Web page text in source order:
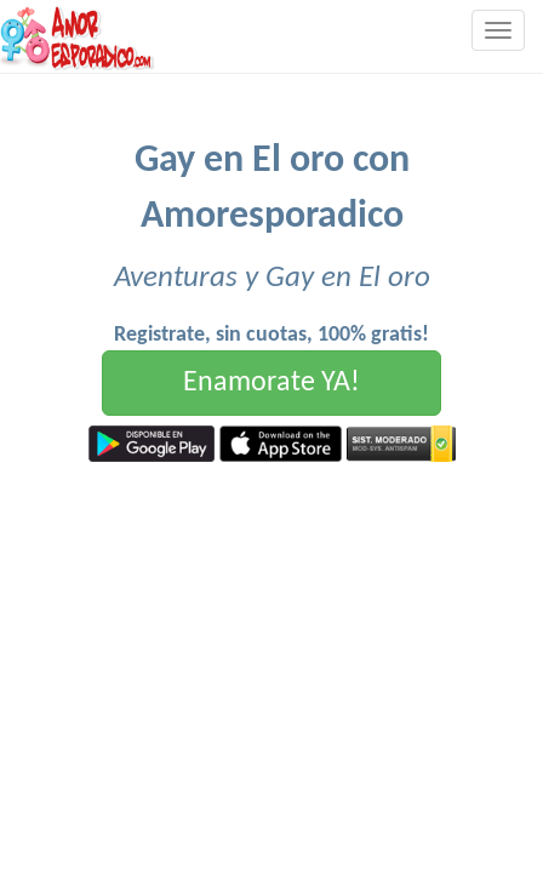
Gay en El oro con
Amoresporadico
Aventuras y Gay en El oro
Registrate, sin cuotas, 100% gratis!
Enamorate YA!